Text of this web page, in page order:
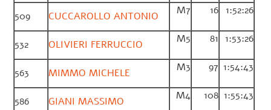
509 CUCCAROLLO ANTONIO M7 16 1:52:26
532 OLIVIERI FERRUCCIO M5 81 1:53:26
563 MIMMO MICHELE M3 97 1:54:43
586 GIANI MASSIMO M4 108 1:55:43